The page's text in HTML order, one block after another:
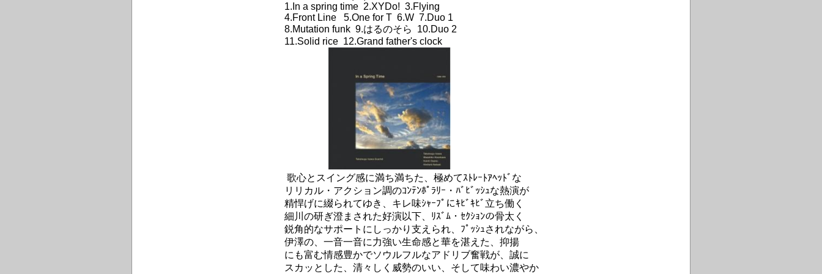
1.In a spring time 2.XYDo! 3.Flying
4.Front Line 5.One for T 6.W 7.Duo 1
8.Mutation funk 9.はるのそら 10.Duo 2
11.Solid rice 12.Grand father's clock
歌心とスイング感に満ち満ちた、極めてｽﾄﾚｰﾄｱﾍｯﾄﾞな
リリカル・アクション調のｺﾝﾃﾝﾎﾟﾗﾘｰ・ﾊﾞﾋﾞｯｼｭな熱演が
精悍げに綴られてゆき、キレ味ｼｬｰﾌﾟにｷﾋﾞｷﾋﾞ立ち働く
細川の研ぎ澄まされた好演以下、ﾘｽﾞﾑ・ｾｸｼｮﾝの骨太く
鋭角的なサポートにしっかり支えられ、ﾌﾟｯｼｭされながら、
伊澤の、一音一音に力強い生命感と華を湛えた、抑揚
にも富む情感豊かでソウルフルなアドリブ奮戦が、誠に
スカッとした、清々しく威勢のいい、そして味わい濃やか